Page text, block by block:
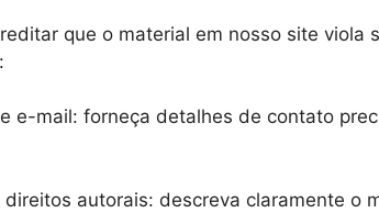
que o material em nosso site viola
e-mail: forneça detalhes de contato
autorais: descreva claramente o